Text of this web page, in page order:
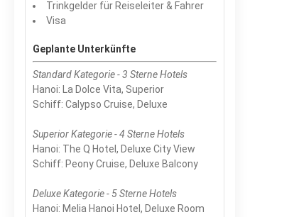
Trinkgelder für Reiseleiter & Fahrer
Visa
Geplante Unterkünfte
Standard Kategorie - 3 Sterne Hotels
Hanoi: La Dolce Vita, Superior
Schiff: Calypso Cruise, Deluxe
Superior Kategorie - 4 Sterne Hotels
Hanoi: The Q Hotel, Deluxe City View
Schiff: Peony Cruise, Deluxe Balcony
Deluxe Kategorie - 5 Sterne Hotels
Hanoi: Melia Hanoi Hotel, Deluxe Room